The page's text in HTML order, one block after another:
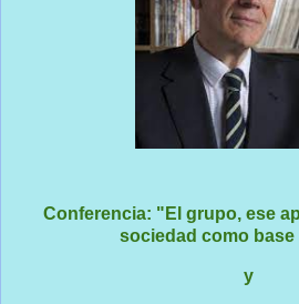
Conferencia: "El grupo, ese
sociedad como
y